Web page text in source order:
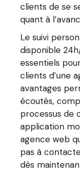
clients de se
quant à
Le suivi
disponible
essentiels
clients d’une
avantages
écoutés,
processus de
application
agence web
pas à
dès